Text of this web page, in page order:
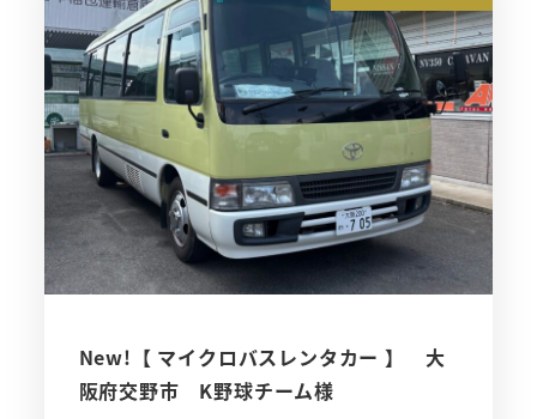
New!【 マイクロバスレンタカー 】 大
阪府交野市 K野球チーム様